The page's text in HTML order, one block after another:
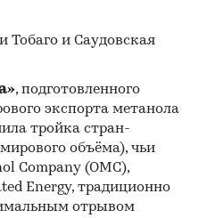
Тобаго и Саудовская
, подготовленного
экспорта метанола
тройка стран-
объёма), чьи
Company (OMC),
Energy, традиционно
отрывом